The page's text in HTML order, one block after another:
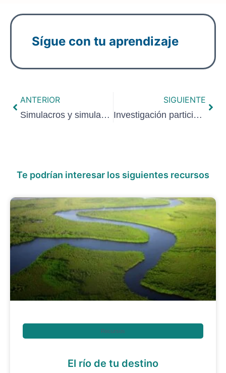
Sígue con tu aprendizaje
ANTERIOR
Simulacros y simulaciones para practicar y comprender
SIGUIENTE
Investigación participativa para conocer en comunidad
Te podrían interesar los siguientes recursos
Recursos
El río de tu destino